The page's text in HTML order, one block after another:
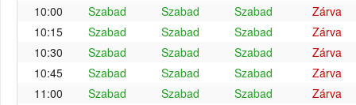
10:00
Szabad Szabad Szabad
Zárva
10:15
Szabad Szabad Szabad
Zárva
10:30
Szabad Szabad Szabad
Zárva
10:45
Szabad Szabad Szabad
Zárva
11:00
Szabad Szabad Szabad
Zárva